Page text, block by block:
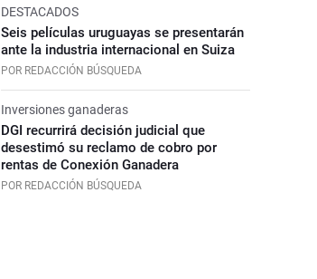
DESTACADOS
Seis películas uruguayas se presentarán
ante la industria internacional en Suiza
POR REDACCIÓN BÚSQUEDA
Inversiones ganaderas
DGI recurrirá decisión judicial que
desestimó su reclamo de cobro por
rentas de Conexión Ganadera
POR REDACCIÓN BÚSQUEDA